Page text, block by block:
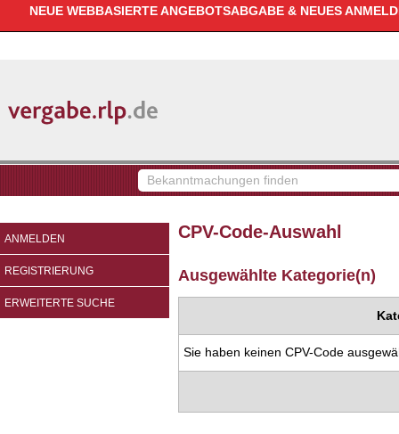
NEUE WEBBASIERTE ANGEBOTSABGABE & NEUES
Bekanntmachungen
finden
ANMELDEN
REGISTRIERUNG
ERWEITERTE SUCHE
CPV-Code-Auswahl
Ausgewählte Kategorie(n)
Sie haben keinen CPV-Code